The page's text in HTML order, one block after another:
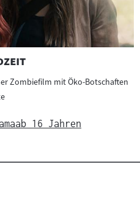
"
Zombiefilm mit Öko-Botschaften
ab 16 Jahren